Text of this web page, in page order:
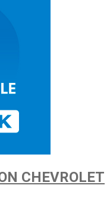
CHEVROLET